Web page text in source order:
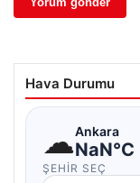
Hava Durumu
☁Ankara
NaN°C
ŞEHIR SEÇ